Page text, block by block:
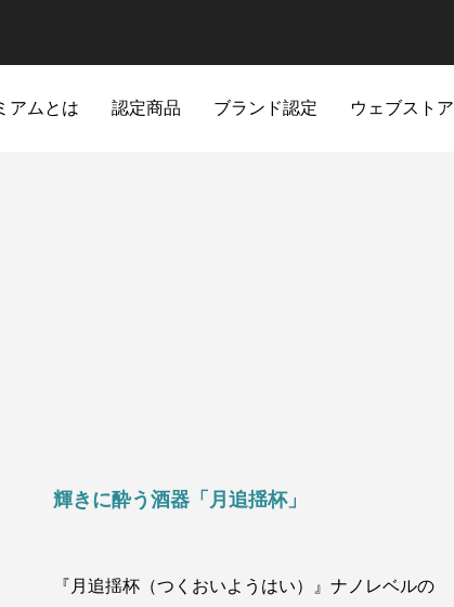
アムとは 認定商品 ブランド認定 ウェブストア
輝きに酔う酒器「月追揺杯」
『月追揺杯（つくおいようはい）』ナノレベルの